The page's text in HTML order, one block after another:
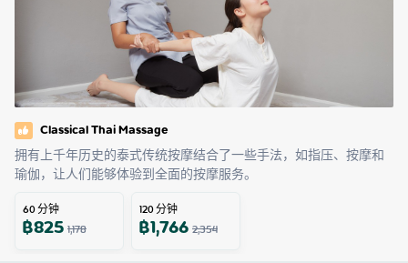
Classical Thai Massage
拥有上千年历史的泰式传统按摩结合了一些手法，如指压、按摩和
瑜伽，让人们能够体验到全面的按摩服务。
60分钟
฿8251,178
120分钟
฿1,7662,354